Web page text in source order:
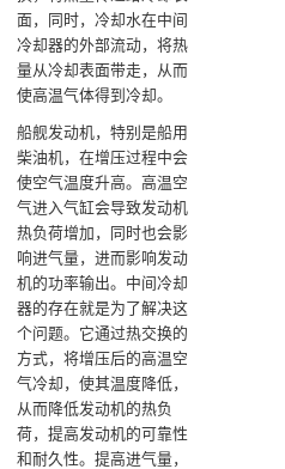
面‌，同时，冷却水在中间
冷却器的外部流动，将热
量从冷却表面带走，从而
使高温气体得到冷却‌。
船舰发动机，特别是船用
柴油机，在增压过程中会
使空气温度升高。高温空
气进入气缸会导致发动机
热负荷增加，同时也会影
响进气量，进而影响发动
机的功率输出。中间冷却
器的存在就是为了解决这
个问题。它通过热交换的
方式，将增压后的高温空
气冷却，使其温度降低，
从而降低发动机的热负
荷，提高发动机的可靠性
和耐久性。提高进气量，